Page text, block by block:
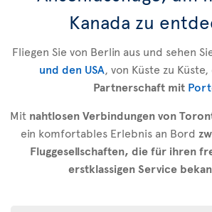
Kanada zu
Fliegen Sie von Berlin aus und sehen
und den USA, von Küste zu
Partnerschaft mit
Mit nahtlosen Verbindungen von
ein komfortables Erlebnis an Bord
Fluggesellschaften, die für ihren
erstklassigen Service